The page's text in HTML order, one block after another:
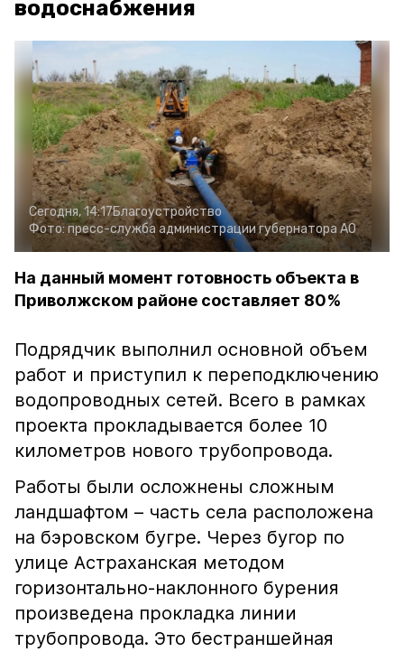
водоснабжения
Сегодня, 14:17Благоустройство
Фото: пресс-служба администрации губернатора АО
На данный момент готовность объекта в
Приволжском районе составляет 80%
Подрядчик выполнил основной объем
работ и приступил к переподключению
водопроводных сетей. Всего в рамках
проекта прокладывается более 10
километров нового трубопровода.
Работы были осложнены сложным
ландшафтом – часть села расположена
на бэровском бугре. Через бугор по
улице Астраханская методом
горизонтально-наклонного бурения
произведена прокладка линии
трубопровода. Это бестраншейная